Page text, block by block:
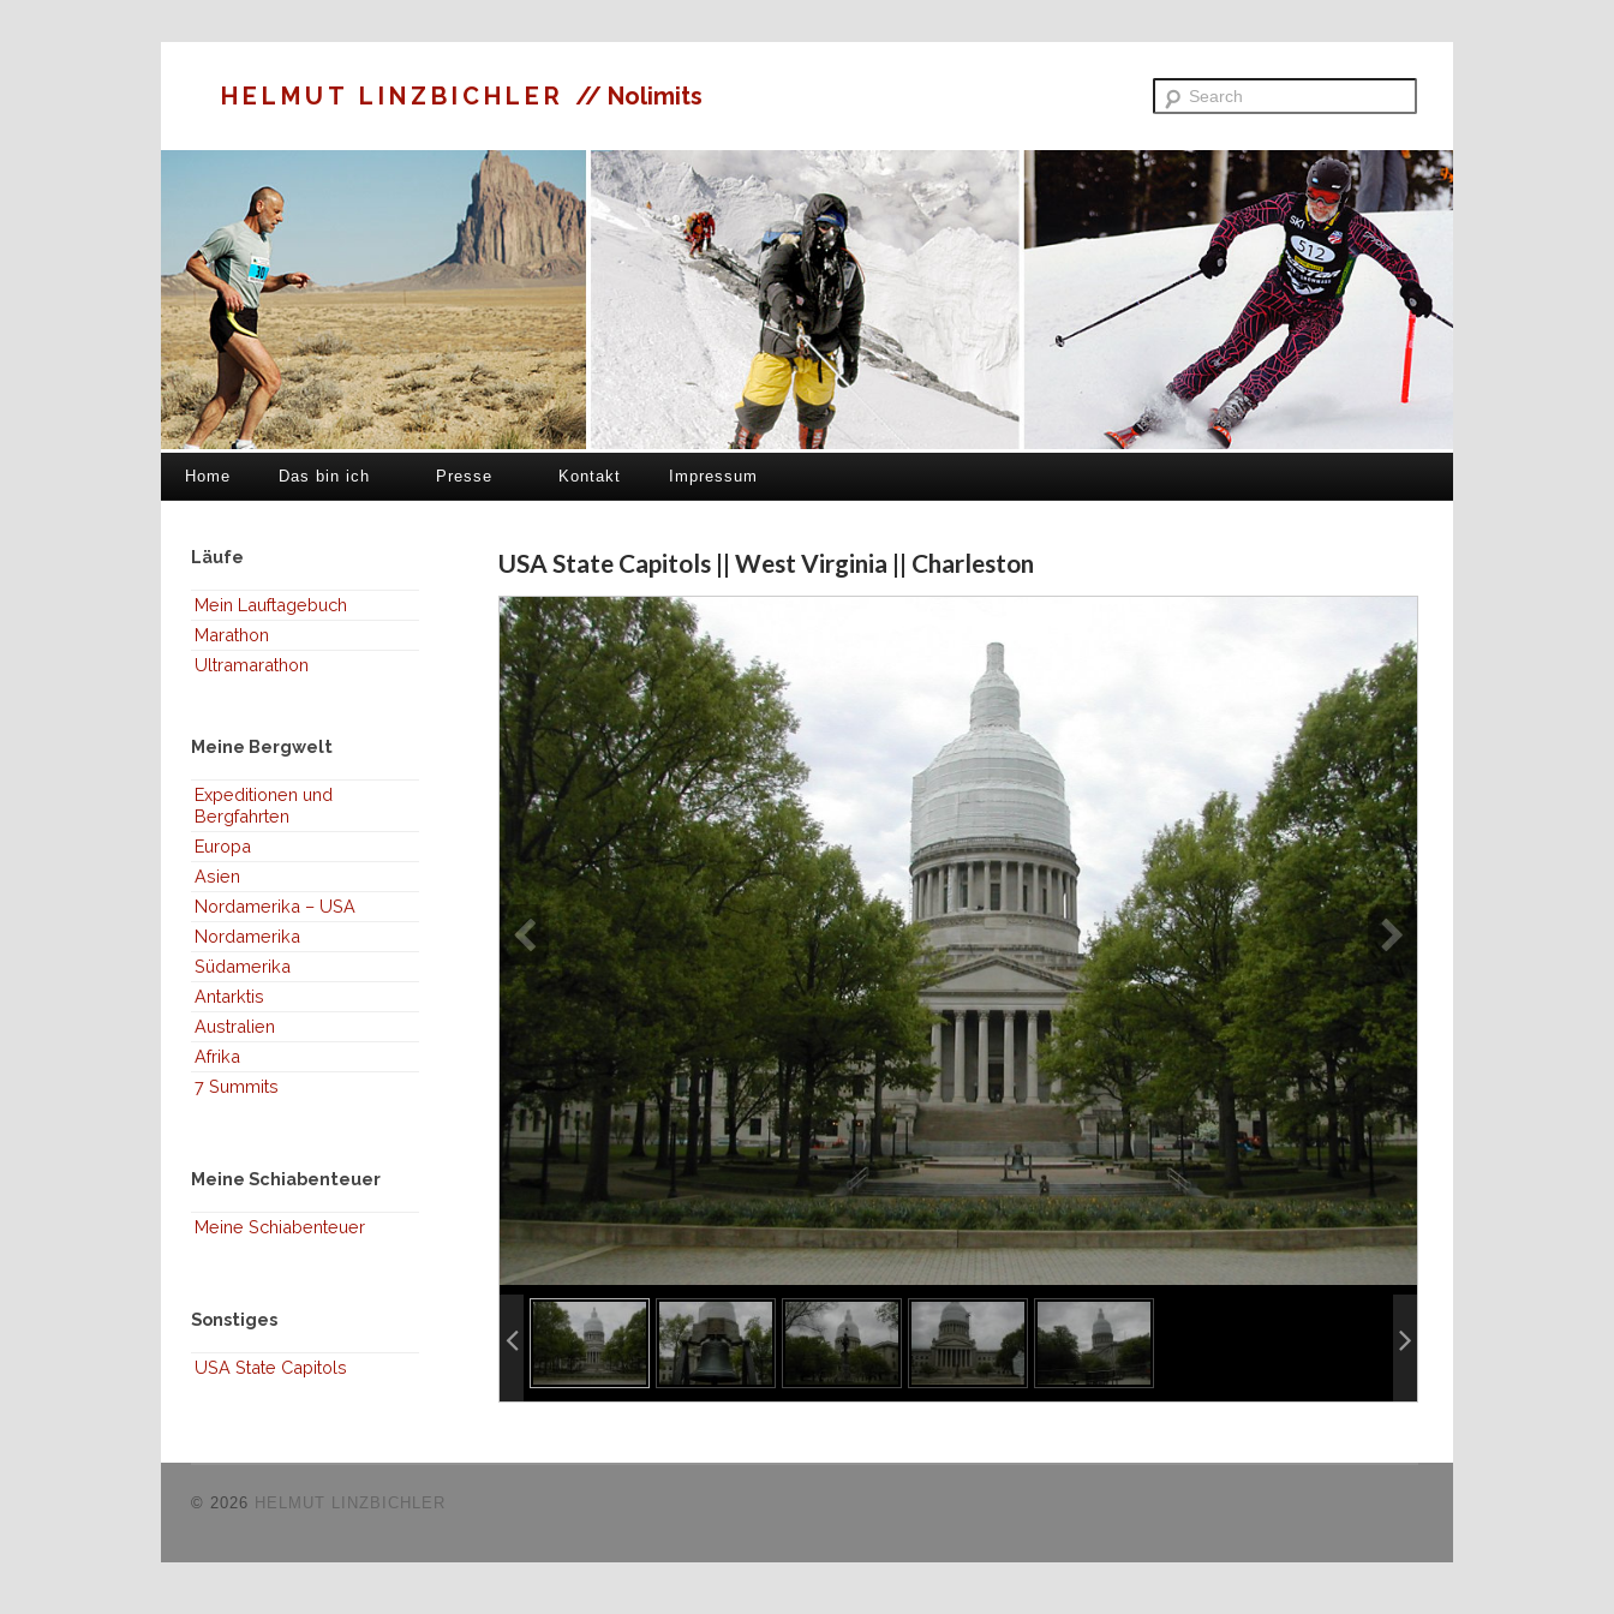
HELMUT LINZBICHLER// Nolimits
Home Das bin ich Presse Kontakt Impressum
USA State Capitols || West Virginia || Charleston
info heading
info content
Läufe
Mein Lauftagebuch
Marathon
Ultramarathon
Meine Bergwelt
Expeditionen und
Bergfahrten
Europa
Asien
Nordamerika – USA
Nordamerika
Südamerika
Antarktis
Australien
Afrika
7 Summits
Meine Schiabenteuer
Meine Schiabenteuer
Sonstiges
USA State Capitols
© 2026 HELMUT LINZBICHLER